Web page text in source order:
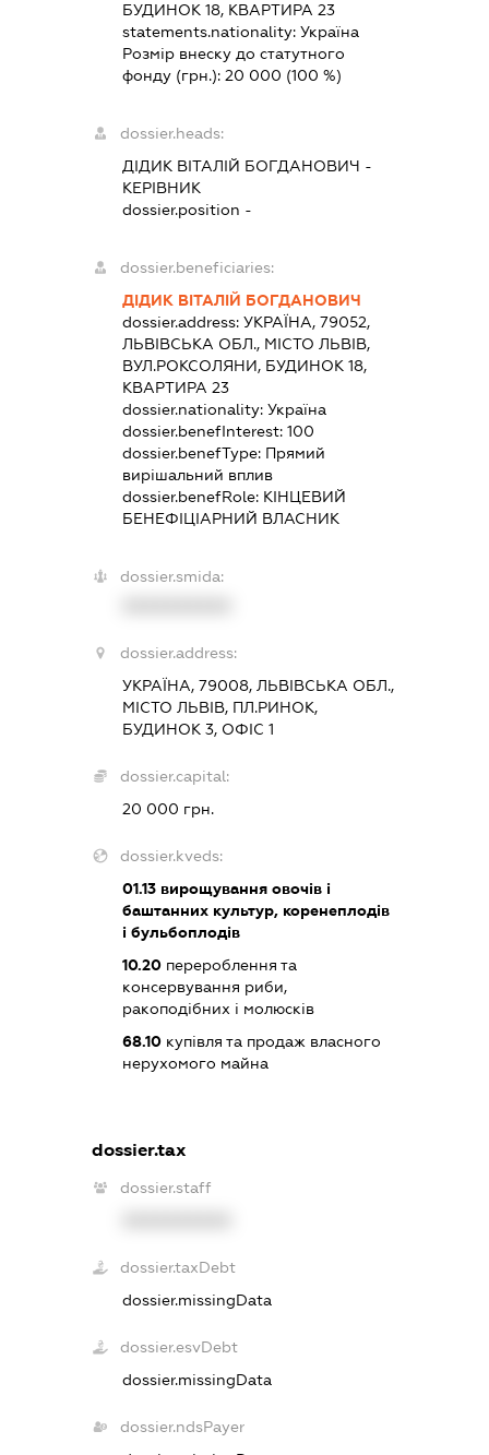
БУДИНОК 18, КВАРТИРА 23
statements.nationality:Україна
Розмір внеску до статутного
фонду (грн.):20 000 (100 %)
dossier.heads:
ДІДИК ВІТАЛІЙ БОГДАНОВИЧ -
КЕРІВНИК
dossier.position -
dossier.beneficiaries:
ДІДИК ВІТАЛІЙ БОГДАНОВИЧ
dossier.address:УКРАЇНА, 79052,
ЛЬВІВСЬКА ОБЛ., МІСТО ЛЬВІВ,
ВУЛ.РОКСОЛЯНИ, БУДИНОК 18,
КВАРТИРА 23
dossier.nationality:Україна
dossier.benefInterest:100
dossier.benefType: Прямий
вирішальний вплив
dossier.benefRole: КІНЦЕВИЙ
БЕНЕФІЦІАРНИЙ ВЛАСНИК
dossier.smida:
dossier.address:
УКРАЇНА, 79008, ЛЬВІВСЬКА ОБЛ.,
МІСТО ЛЬВІВ, ПЛ.РИНОК,
БУДИНОК 3, ОФІС 1
dossier.capital:
20 000 грн.
dossier.kveds:
01.13 вирощування овочів і
баштанних культур, коренеплодів
і бульбоплодів
10.20 перероблення та
консервування риби,
ракоподібних і молюсків
68.10 купівля та продаж власного
нерухомого майна
dossier.tax
dossier.staff
dossier.taxDebt
dossier.missingData
dossier.esvDebt
dossier.missingData
dossier.ndsPayer